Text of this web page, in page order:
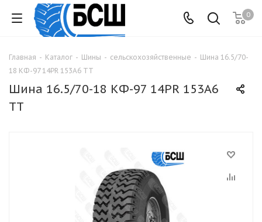
0
Главная - Каталог - Шины - сельскохозяйственные - Шина 16.5/70-
18 КФ-97 14PR 153A6 TT
Шина 16.5/70-18 КФ-97 14PR 153A6
TT